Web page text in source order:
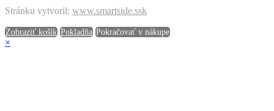
Stránku vytvoril: www.smartside.ssk
Zobraziť košík Pokladňa Pokračovať v nákupe
×